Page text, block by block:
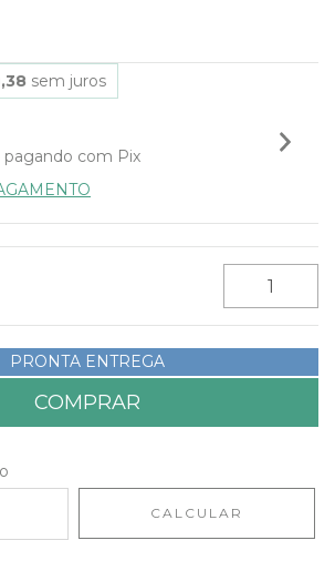
sem juros
pagando com Pix
PRONTA ENTREGA
CALCULAR